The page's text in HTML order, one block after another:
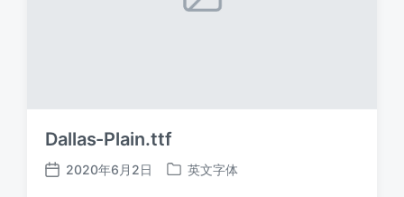
Dallas-Plain.ttf
发
2020年6月2日
发
英文字体